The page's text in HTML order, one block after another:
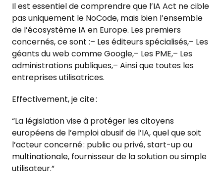
Il est essentiel de comprendre que l’IA Act ne cible
pas uniquement le NoCode, mais bien l’ensemble
de l’écosystème IA en Europe. Les premiers
concernés, ce sont :– Les éditeurs spécialisés,– Les
géants du web comme Google,– Les PME,– Les
administrations publiques,– Ainsi que toutes les
entreprises utilisatrices.
Effectivement, je cite :
“La législation vise à protéger les citoyens
européens de l’emploi abusif de l’IA, quel que soit
l’acteur concerné : public ou privé, start-up ou
multinationale, fournisseur de la solution ou simple
utilisateur.”